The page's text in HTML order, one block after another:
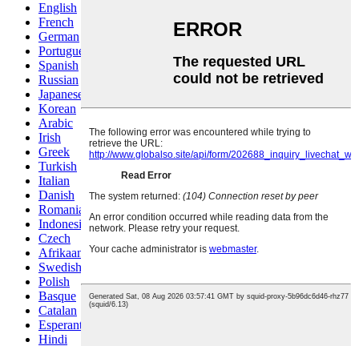
English
French
German
Portuguese
Spanish
Russian
Japanese
Korean
Arabic
Irish
Greek
Turkish
Italian
Danish
Romanian
Indonesian
Czech
Afrikaans
Swedish
Polish
Basque
Catalan
Esperanto
Hindi